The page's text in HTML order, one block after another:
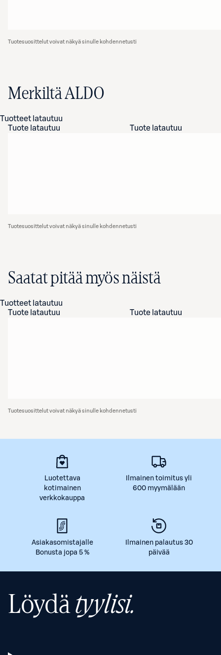
Tuotesuosittelut voivat näkyä sinulle kohdennetusti
Merkiltä ALDO
Tuotteet latautuu
Tuote latautuu
Tuote latautuu
Tuotesuosittelut voivat näkyä sinulle kohdennetusti
Saatat pitää myös näistä
Tuotteet latautuu
Tuote latautuu
Tuote latautuu
Tuotesuosittelut voivat näkyä sinulle kohdennetusti
Luotettava
kotimainen
verkkokauppa
Ilmainen toimitus yli
600 myymälään
Asiakasomistajalle
Bonusta jopa 5 %
Ilmainen palautus 30
päivää
Löydätyylisi.